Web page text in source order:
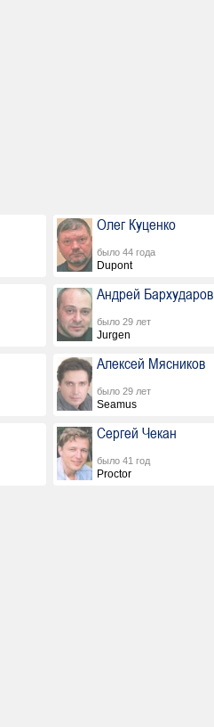
Олег Куценко
было 44 года
Dupont
Андрей Бархударов
было 29 лет
Jurgen
Алексей Мясников
было 29 лет
Seamus
Сергей Чекан
было 41 год
Proctor